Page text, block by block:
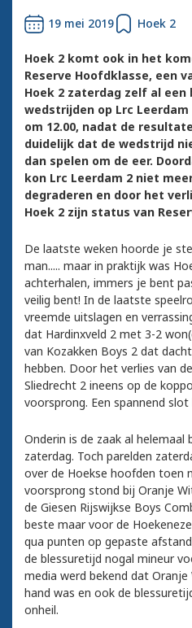
19 mei 2019 Hoek 2
Hoek 2 komt ook in het
Reserve Hoofdklasse, een
Hoek 2 zaterdag zelf al
wedstrijden op Lrc Leerdam
om 12.00, nadat de
duidelijk dat de wedstrijd
dan spelen om de eer.
kon Lrc Leerdam 2 niet
degraderen en door het
Hoek 2 zijn status van
De laatste weken hoorde je
man..... maar in praktijk was
achterhalen, immers je bent
veilig bent! In de laatste
vreemde uitslagen en
dat Hardinxveld 2 met 3-2
van Kozakken Boys 2 dat
hebben. Door het verlies van
Sliedrecht 2 ineens op de
voorsprong. Een spannend
Onderin is de zaak al helemaal
zaterdag. Toch parelden
over de Hoekse hoofden toen
voorsprong stond bij Oranje
de Giesen Rijswijkse Boys
beste maar voor de
qua punten op gepaste
de blessuretijd nogal mineur
media werd bekend dat
hand was en ook de
onheil.